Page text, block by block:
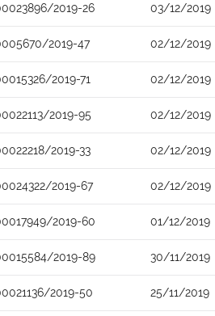
2019-26 03/12/2019
2019-47 02/12/2019
2019-71 02/12/2019
2019-95 02/12/2019
2019-33 02/12/2019
2019-67 02/12/2019
2019-60 01/12/2019
2019-89 30/11/2019
2019-50 25/11/2019